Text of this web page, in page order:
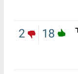
18
2